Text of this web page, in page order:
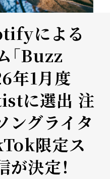
による
「Buzz
年1月度
に選出 注
ングライタ
限定ス
決定！